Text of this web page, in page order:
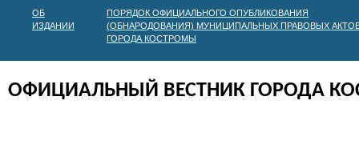
ОБ
ИЗДАНИИ
ПОРЯДОК ОФИЦИАЛЬНОГО ОПУБЛИКОВАНИЯ
(ОБНАРОДОВАНИЯ) МУНИЦИПАЛЬНЫХ ПРАВОВЫХ
ГОРОДА КОСТРОМЫ
ОФИЦИАЛЬНЫЙ ВЕСТНИК ГОРОДА